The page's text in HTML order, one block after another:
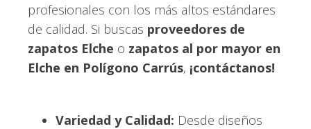
profesionales con los más altos estándares
de calidad. Si buscas proveedores de
zapatos Elche o zapatos al por mayor en
Elche en Polígono Carrús, ¡contáctanos!
Variedad y Calidad: Desde diseños